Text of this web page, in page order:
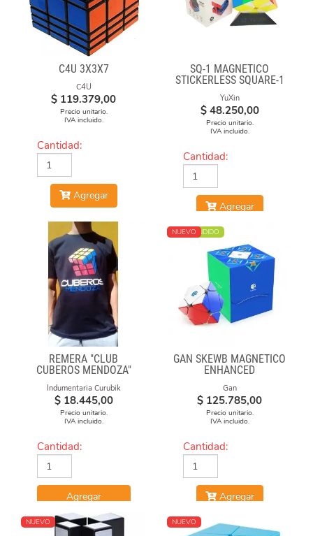
C4U 3X3X7
C4U
$ 119.379,00
Precio unitario.
IVA incluido.
Cantidad:
Agregar
SQ-1 MAGNÉTICO
STICKERLESS SQUARE-1
YuXin
$ 48.250,00
Precio unitario.
IVA incluido.
Cantidad:
Agregar
REMERA "CLUB
CUBEROS MENDOZA"
2020-21 NEGRA DE
ALGODÓN ESTAMPADA
Indumentaria Curubik
$ 18.445,00
Precio unitario.
IVA incluido.
Cantidad:
Agregar
MÁS VENDIDO
NUEVO
GAN SKEWB MAGNETICO
ENHANCED
Gan
$ 125.785,00
Precio unitario.
IVA incluido.
Cantidad:
Agregar
NUEVO NUEVO